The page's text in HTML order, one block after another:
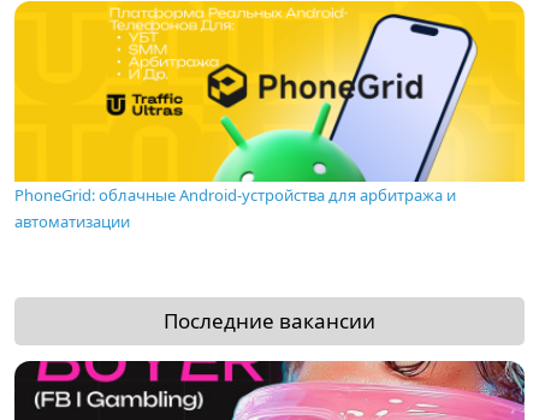
PhoneGrid: облачные Android-устройства для арбитража и
автоматизации
Последние вакансии